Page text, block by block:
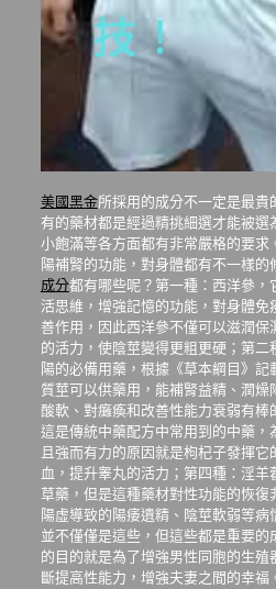
美國黑金所採用的成分不一定是最
有的藥材都是經過精挑細選才能被
小飽滿等各方面都有非常嚴格的要
陽補腎的功能，對身體都有不一樣的
成分都有哪些呢？第一種：西洋參
活思維，增強記憶的功能，對身體
善作用，因此西洋參不僅可以滋潤
的活力，使陰莖變得更粗更硬；第
陽的必備用藥，根據《草本綱目》
質莖可以供藥用，能補腎益精、潤
酸軟、對癱瘓和改善性能力衰弱有棒
這是傳統中藥配方中常用到的中藥
且強而有力的原因就是枸杞子發揮
血，提升睾丸的活力；第四種：淫
草藥，但是這種藥材對性功能的恢
陽虛導致的陽痿遺精、陰莖軟弱等病
並不僅僅是這些，但這些都是重要
的目的就是為了增強男性同胞的生
斷提高性能力，增強夫妻之間的幸福